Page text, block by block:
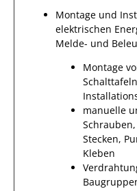
Montage und
elektrischen
Melde- und
Montage
manuelle
Stecken,
Kleben